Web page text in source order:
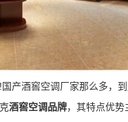
产酒窖空调厂家那么多，
酒窖空调品牌，其特点优势